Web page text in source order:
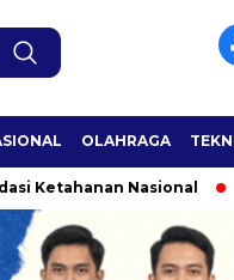
OLAHRAGA
Nasional Andra